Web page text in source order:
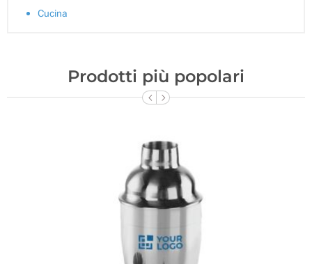
Cucina
Prodotti più popolari